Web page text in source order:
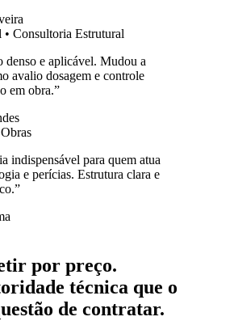
Consultoria Estrutural
denso e aplicável. Mudou a
avalio dosagem e controle
em obra.”
indispensável para quem atua
e perícias. Estrutura clara e
”
por preço.
técnica que o
de contratar.